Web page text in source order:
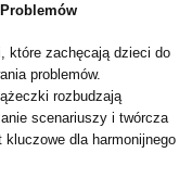
które zachęcają dzieci do
problemów.
rozbudzają
scenariuszy i twórcza
dla harmonijnego